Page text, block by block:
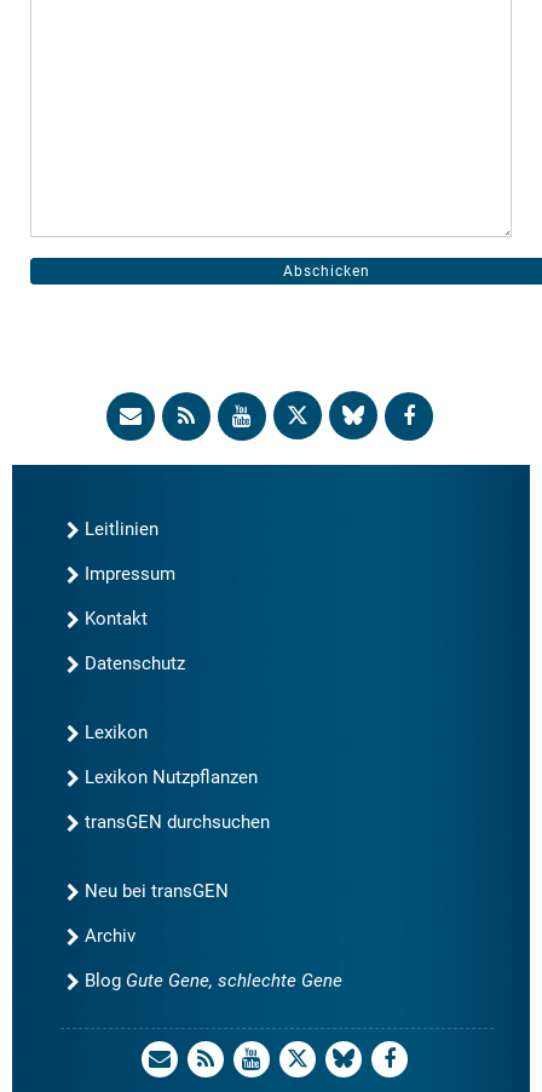
Leitlinien
Impressum
Kontakt
Datenschutz
Lexikon
Lexikon Nutzpflanzen
transGEN durchsuchen
Neu bei transGEN
Archiv
Blog Gute Gene, schlechte Gene